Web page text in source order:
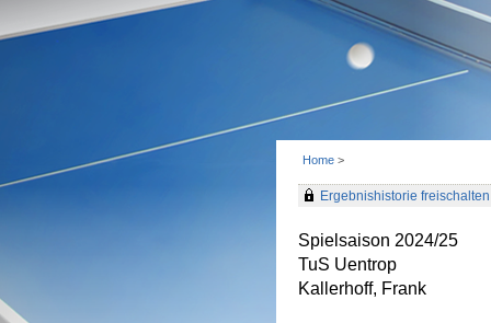
Home >
Ergebnishistorie freischalten
Spielsaison 2024/25
TuS Uentrop
Kallerhoff, Frank